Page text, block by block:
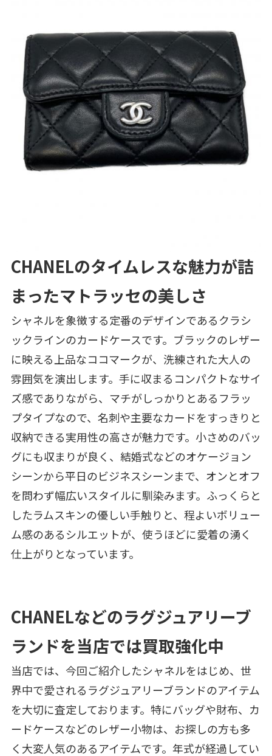
CHANELのタイムレスな魅力が詰
まったマトラッセの美しさ
シャネルを象徴する定番のデザインであるクラシ
ックラインのカードケースです。ブラックのレザー
に映える上品なココマークが、洗練された大人の
雰囲気を演出します。手に収まるコンパクトなサイ
ズ感でありながら、マチがしっかりとあるフラッ
プタイプなので、名刺や主要なカードをすっきりと
収納できる実用性の高さが魅力です。小さめのバッ
グにも収まりが良く、結婚式などのオケージョン
シーンから平日のビジネスシーンまで、オンとオフ
を問わず幅広いスタイルに馴染みます。ふっくらと
したラムスキンの優しい手触りと、程よいボリュー
ム感のあるシルエットが、使うほどに愛着の湧く
仕上がりとなっています。
CHANELなどのラグジュアリーブ
ランドを当店では買取強化中
当店では、今回ご紹介したシャネルをはじめ、世
界中で愛されるラグジュアリーブランドのアイテム
を大切に査定しております。特にバッグや財布、カ
ードケースなどのレザー小物は、お探しの方も多
く大変人気のあるアイテムです。年式が経過してい